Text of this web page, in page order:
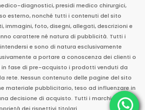
diagnostici, presidi medico chirurgici,
esterno, nonché tutti i contenuti del sito
immagini, foto, disegni, allegati, descrizioni e
carattere né natura di pubblicità. Tutti i
e sono di natura esclusivamente
a portare a conoscenza dei clienti o
fase di pre-acquisto i prodotti venduti da
rete. Nessun contenuto delle pagine del sito
materiale pubblicitario, teso ad influenzare in
decisione di acquisto. Tutti i marchi sono di